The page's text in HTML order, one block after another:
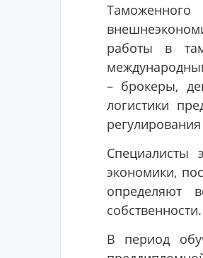
работы в
– брокеры,
логистики
Специалисты
экономики,
определяют
собственности.
В период